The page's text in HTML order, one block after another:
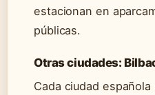
estacionan en
públicas.
Otras ciudades:
Cada ciudad